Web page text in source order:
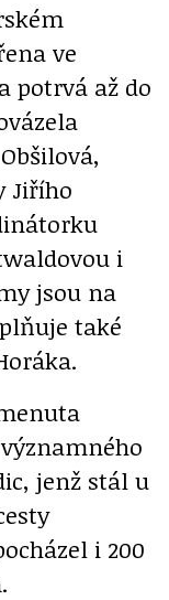
ve
potrvá až do
Jiřího
i
jsou na
také
jenž stál u
i 200